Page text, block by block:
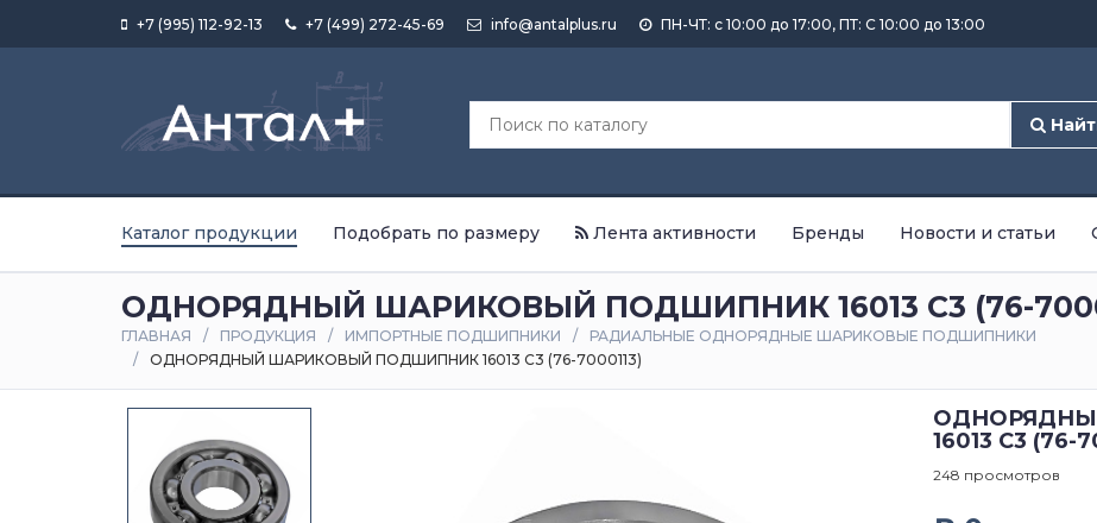
+7 (995) 112-92-13 +7 (499) 272-45-69 info@antalplus.ru ПН-ЧТ: с 10:00 до 17:00, ПТ: С 10:00 до 13:00
Каталог продукции Подобрать по размеру Лента активности Бренды Новости и статьи
ОДНОРЯДНЫЙ ШАРИКОВЫЙ ПОДШИПНИК 16013 C3 (76-
ГЛАВНАЯ ПРОДУКЦИЯ ИМПОРТНЫЕ ПОДШИПНИКИ
РАДИАЛЬНЫЕ ОДНОРЯДНЫЕ ШАРИКОВЫЕ ПОДШИПНИКИ
ОДНОРЯДНЫЙ ШАРИКОВЫЙ ПОДШИПНИК 16013 C3 (76-7000113)
16013 C3 (76-
248 просмотров